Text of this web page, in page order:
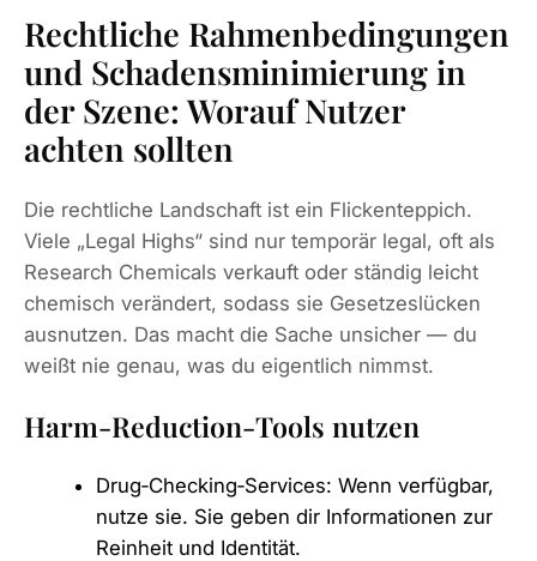
Rechtliche Rahmenbedingungen
und Schadensminimierung in
der Szene: Worauf Nutzer
achten sollten
Die rechtliche Landschaft ist ein Flickenteppich.
Viele „Legal Highs“ sind nur temporär legal, oft als
Research Chemicals verkauft oder ständig leicht
chemisch verändert, sodass sie Gesetzeslücken
ausnutzen. Das macht die Sache unsicher — du
weißt nie genau, was du eigentlich nimmst.
Harm‑Reduction‑Tools nutzen
Drug‑Checking‑Services: Wenn verfügbar,
nutze sie. Sie geben dir Informationen zur
Reinheit und Identität.